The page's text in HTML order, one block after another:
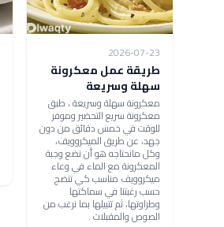
2026-07-23
طريقة عمل معكرونة
سهلة وسريعة
معكرونة سهلة وسريعة ، طبق
معكرونة سريع التحضير وموفر
للوقت في خمس دقائق من دون
جهد، عن طريق الميكروويف،
وكل مانحتاجه هو أن نضع وجبة
المعكرونة مع الماء في وعاء
ميكروويف مناسب كي تنضج
حسب رغبتنا في سماكتها
وطراوتها، ثم تتبيلها بما نرغب من
الصوص والمقبلات .